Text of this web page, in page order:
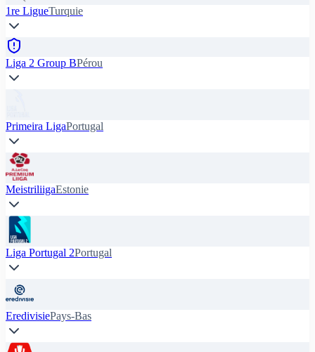
1re LigueTurquie
Liga 2 Group BPérou
Primeira LigaPortugal
MeistriliigaEstonie
Liga Portugal 2Portugal
EredivisiePays-Bas